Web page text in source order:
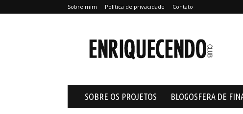
Sobre mim Política de privacidade Contato
SOBRE OS PROJETOS BLOGOSFERA DE